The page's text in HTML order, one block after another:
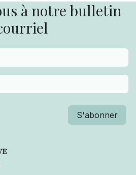
à notre bulletin
S'abonner